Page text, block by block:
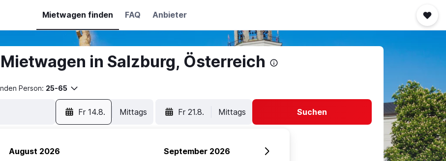
Mietwagen finden FAQ Anbieter
in Salzburg, Österreich
Person: 25-65
Fr 14.8. Mittags Fr 21.8. Mittags Suchen
August 2026 September 2026